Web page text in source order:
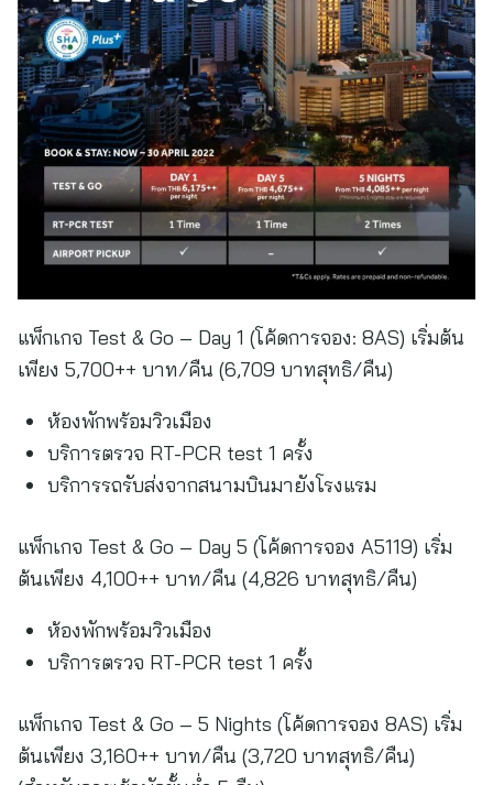
แพ็กเกจ Test & Go – Day 1 (โค้ดการจอง: 8AS) เริ่มต้น
เพียง 5,700++ บาท/คืน (6,709 บาทสุทธิ/คืน)
ห้องพักพร้อมวิวเมือง
บริการตรวจ RT-PCR test 1 ครั้ง
บริการรถรับส่งจากสนามบินมายังโรงแรม
แพ็กเกจ Test & Go – Day 5 (โค้ดการจอง A5119) เริ่ม
ต้นเพียง 4,100++ บาท/คืน (4,826 บาทสุทธิ/คืน)
ห้องพักพร้อมวิวเมือง
บริการตรวจ RT-PCR test 1 ครั้ง
แพ็กเกจ Test & Go – 5 Nights (โค้ดการจอง 8AS) เริ่ม
ต้นเพียง 3,160++ บาท/คืน (3,720 บาทสุทธิ/คืน)